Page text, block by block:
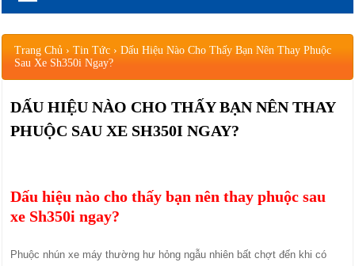
Trang Chủ ›Tin Tức ›Dấu Hiệu Nào Cho Thấy Bạn Nên Thay Phuộc
Sau Xe Sh350i Ngay?
DẤU HIỆU NÀO CHO THẤY BẠN NÊN THAY
PHUỘC SAU XE SH350I NGAY?
Dấu hiệu nào cho thấy bạn nên thay phuộc sau
xe Sh350i ngay?
Phuộc nhún xe máy thường hư hỏng ngẫu nhiên bất chợt đến khi có